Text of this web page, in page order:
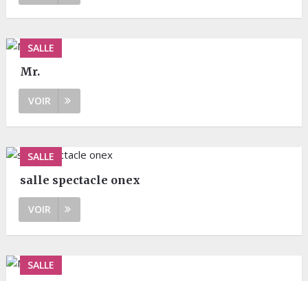
SALLE
Mr.
VOIR
SALLE
salle spectacle onex
VOIR
SALLE